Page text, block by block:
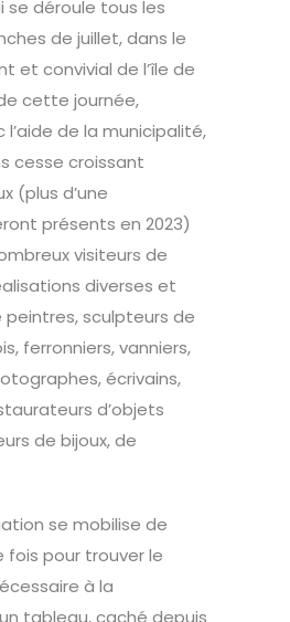
se déroule tous les
de juillet, dans le
et convivial de l’île de
cette journée,
de la municipalité,
cesse croissant
(plus d’une
présents en 2023)
visiteurs de
diverses et
sculpteurs de
ferronniers, vanniers,
écrivains,
d’objets
de bijoux, de
se mobilise de
pour trouver le
à la
tableau, caché depuis